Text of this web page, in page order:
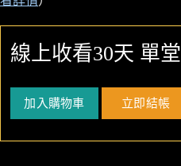
線上收看30天 單堂
加入購物車 立即結帳